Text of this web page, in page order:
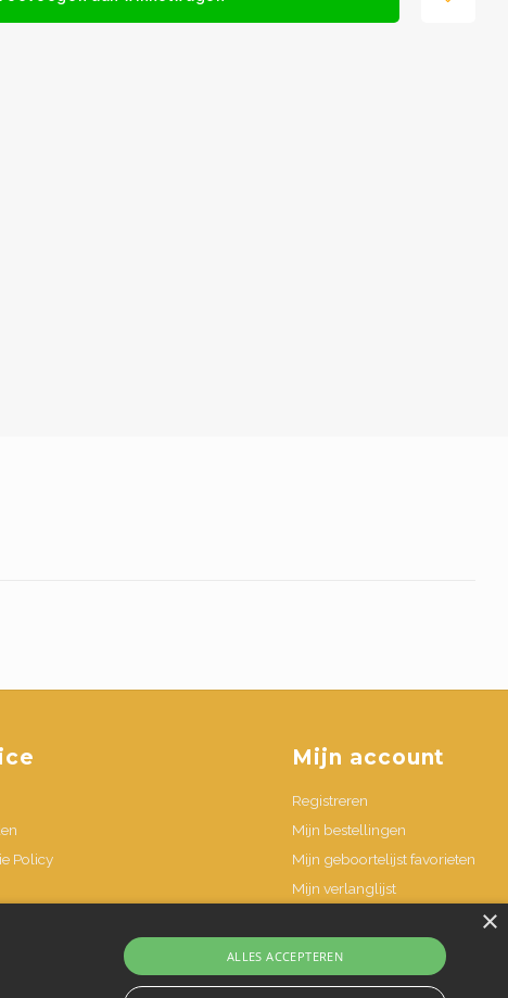
Policy
Mijn account
Registreren
Mijn bestellingen
Mijn geboortelijst favorieten
Mijn verlanglijst
×
ALLES ACCEPTEREN